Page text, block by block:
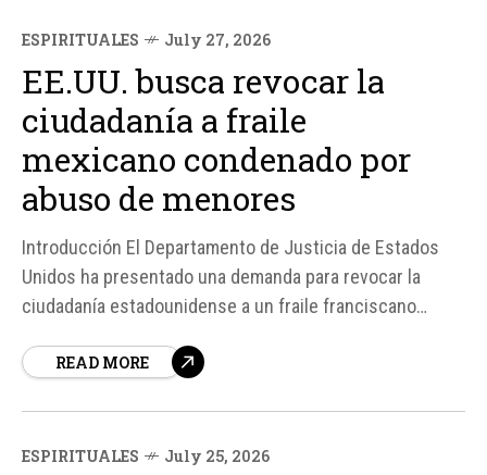
ESPIRITUALES July 27, 2026
EE.UU. busca revocar la
ciudadanía a fraile
mexicano condenado por
abuso de menores
Introducción El Departamento de Justicia de Estados
Unidos ha presentado una demanda para revocar la
ciudadanía estadounidense a un fraile franciscano
condenado en 2019 por abuso sexual de menores.
debido a sus delitos...
READ MORE
ESPIRITUALES July 25, 2026